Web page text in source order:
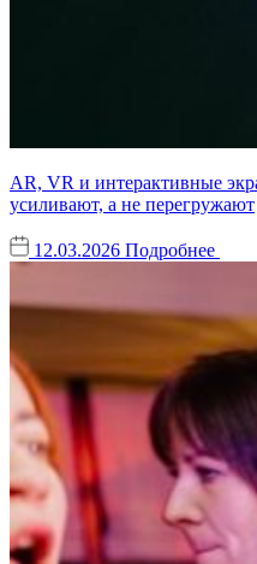
AR, VR и интерактивные
усиливают, а не перегружают
12.03.2026 Подробнее